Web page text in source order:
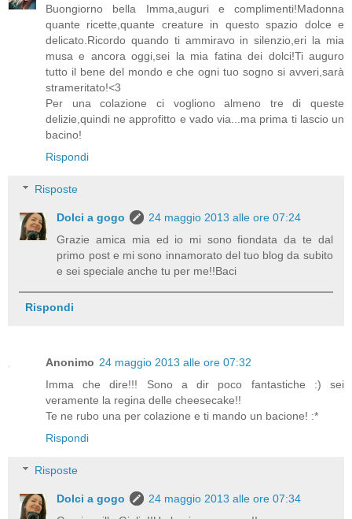
Buongiorno bella Imma,auguri e complimenti!Madonna
quante ricette,quante creature in questo spazio dolce e
delicato.Ricordo quando ti ammiravo in silenzio,eri la mia
musa e ancora oggi,sei la mia fatina dei dolci!Ti auguro
tutto il bene del mondo e che ogni tuo sogno si avveri,sarà
strameritato!<3
Per una colazione ci vogliono almeno tre di queste
delizie,quindi ne approfitto e vado via...ma prima ti lascio un
bacino!
Rispondi
Risposte
Dolci a gogo
24 maggio 2013 alle ore 07:24
Grazie amica mia ed io mi sono fiondata da te dal
primo post e mi sono innamorato del tuo blog da subito
e sei speciale anche tu per me!!Baci
Rispondi
Anonimo 24 maggio 2013 alle ore 07:32
Imma che dire!!! Sono a dir poco fantastiche :) sei
veramente la regina delle cheesecake!!
Te ne rubo una per colazione e ti mando un bacione! :*
Rispondi
Risposte
Dolci a gogo
24 maggio 2013 alle ore 07:34